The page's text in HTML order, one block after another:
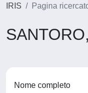
IRIS Pagina
Nome completo